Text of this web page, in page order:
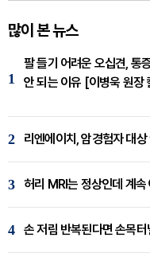
많이 본 뉴스
1
팔 들기 어려운 오십견, 통
안 되는 이유 [이병욱 원장
2 리엔에이치, 암경험자 대상
3 허리 MRI는 정상인데 계
4